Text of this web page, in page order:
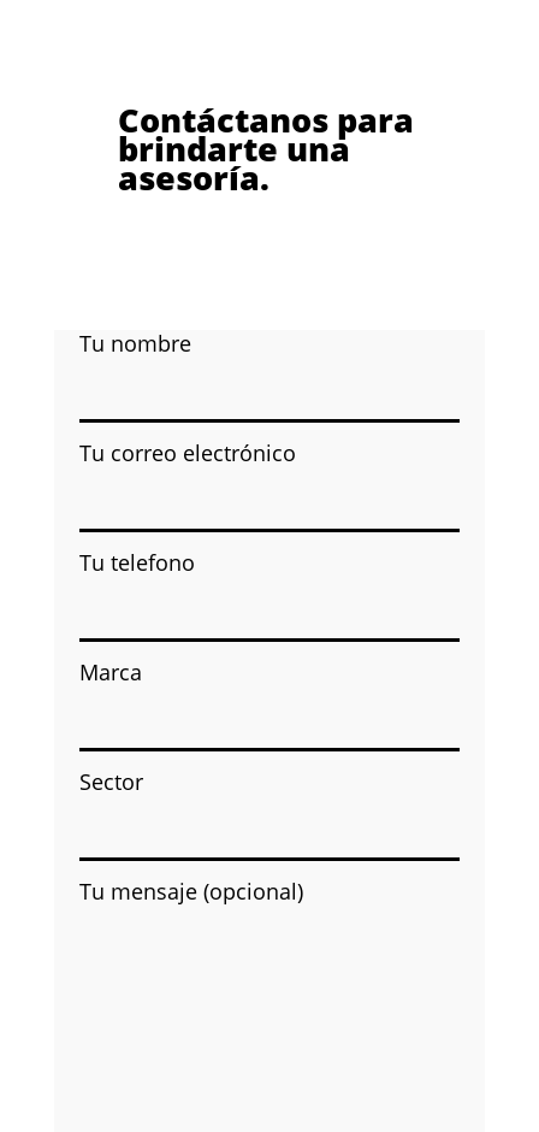
Contáctanos para
brindarte una
asesoría.
Tu nombre
Tu correo electrónico
Tu telefono
Marca
Sector
Tu mensaje (opcional)